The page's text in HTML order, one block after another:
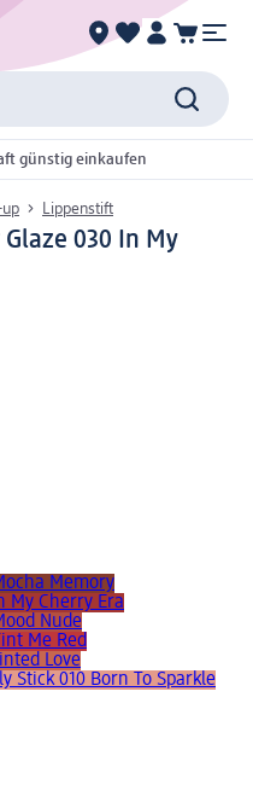
günstig einkaufen
up Lippenstift
030 In My
Memory
My Cherry Era
Nude
Me Red
Love
Stick 010 Born To Sparkle